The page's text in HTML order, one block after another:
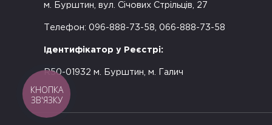
м. Бурштин, вул. Січових Стрільців, 27
Телефон: 096-888-73-58, 066-888-73-58
Ідентифікатор у Реєстрі:
R50-01932 м. Бурштин, м. Галич
КНОПКА
ЗВ'ЯЗКУ